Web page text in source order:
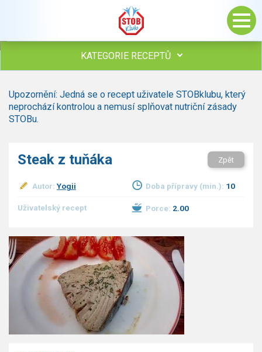
KATEGORIE RECEPTŮ
Polévky
Studená kuchyně
hovězí, telecí
vnitřnosti
Omáčky
Bezmasé a zeleninové
Saláty
Sladké pokrmy
Ostatní
Upozornění: Jedná se o recept uživatele STOBklubu, který
neprochází kontrolou a nemusí splňovat nutriční zásady
STOBu.
Steak z tuňáka Zpět
Autor: Yogii Doba přípravy (min.): 10
Uživatelský recept Porce: 2.00